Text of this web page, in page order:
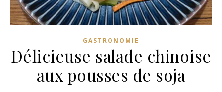
GASTRONOMIE
Délicieuse salade chinoise
aux pousses de soja